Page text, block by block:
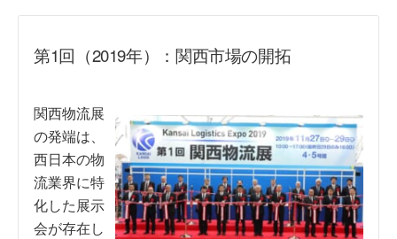
第1回（2019年）：関西市場の開拓
関西物流展
の発端は、
西日本の物
流業界に特
化した展示
会が存在し